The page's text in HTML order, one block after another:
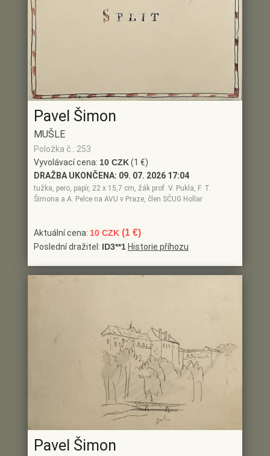
Pavel Šimon
MUŠLE
Položka č.: 253
Vyvolávací cena: 10 CZK(1 €)
DRAŽBA UKONČENA: 09. 07. 2026 17:04
tužka, pero, papír, 22 x 15,7 cm, žák prof. V. Pukla, F. T.
Šimona a A. Pelce na AVU v Praze, člen SČUG Hollar
Aktuální cena: 10 CZK (1 €)
Poslední dražitel: ID3**1 Historie příhozu
Pavel Šimon